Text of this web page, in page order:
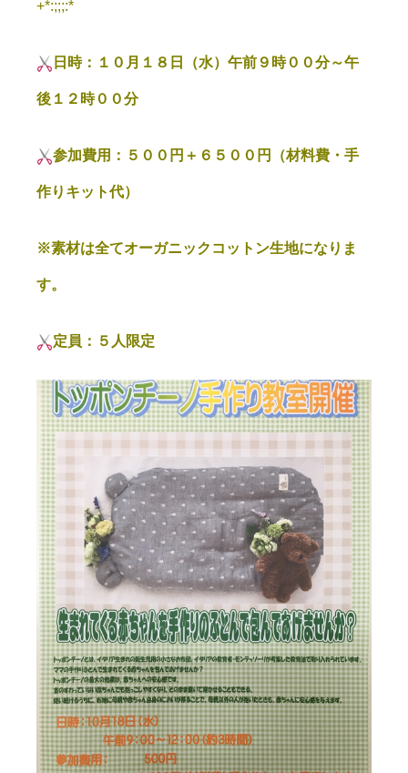
+*:;;;:*
日時：１０月１８日（水）午前９時００分～午
後１２時００分
参加費用：５００円＋６５００円（材料費・手
作りキット代）
※素材は全てオーガニックコットン生地になりま
す。
定員：５人限定